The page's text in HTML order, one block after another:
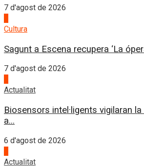
7 d'agost de 2026
Cultura
Sagunt a Escena recupera ‘La
7 d'agost de 2026
Actualitat
Biosensors intel·ligents vigilaran la
a...
6 d'agost de 2026
Actualitat